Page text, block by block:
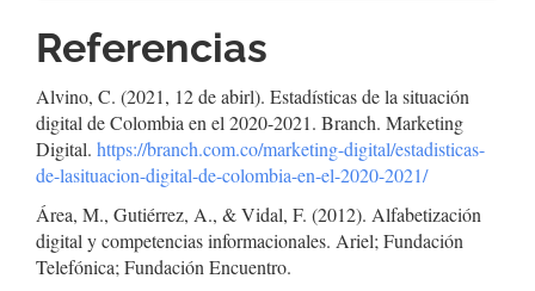
Referencias
Alvino, C. (2021, 12 de abirl). Estadísticas de la situación
digital de Colombia en el 2020-2021. Branch. Marketing
Digital. https://branch.com.co/marketing-digital/estadisticas-
de-lasituacion-digital-de-colombia-en-el-2020-2021/
Área, M., Gutiérrez, A., & Vidal, F. (2012). Alfabetización
digital y competencias informacionales. Ariel; Fundación
Telefónica; Fundación Encuentro.